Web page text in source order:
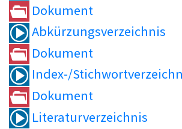
Dokument
Abkürzungsverzeichnis
Dokument
Index-/
Dokument
Literaturverzeichnis